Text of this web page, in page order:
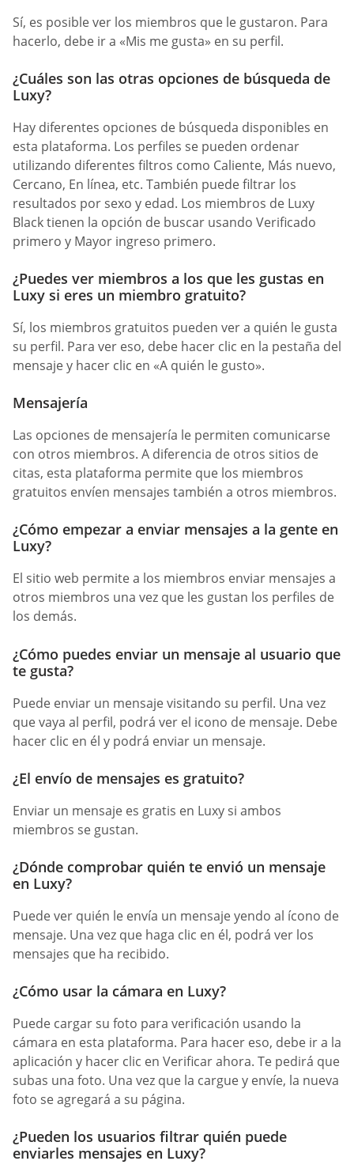
Sí, es posible ver los miembros que le gustaron. Para
hacerlo, debe ir a «Mis me gusta» en su perfil.
¿Cuáles son las otras opciones de búsqueda de
Luxy?
Hay diferentes opciones de búsqueda disponibles en
esta plataforma. Los perfiles se pueden ordenar
utilizando diferentes filtros como Caliente, Más nuevo,
Cercano, En línea, etc. También puede filtrar los
resultados por sexo y edad. Los miembros de Luxy
Black tienen la opción de buscar usando Verificado
primero y Mayor ingreso primero.
¿Puedes ver miembros a los que les gustas en
Luxy si eres un miembro gratuito?
Sí, los miembros gratuitos pueden ver a quién le gusta
su perfil. Para ver eso, debe hacer clic en la pestaña del
mensaje y hacer clic en «A quién le gusto».
Mensajería
Las opciones de mensajería le permiten comunicarse
con otros miembros. A diferencia de otros sitios de
citas, esta plataforma permite que los miembros
gratuitos envíen mensajes también a otros miembros.
¿Cómo empezar a enviar mensajes a la gente en
Luxy?
El sitio web permite a los miembros enviar mensajes a
otros miembros una vez que les gustan los perfiles de
los demás.
¿Cómo puedes enviar un mensaje al usuario que
te gusta?
Puede enviar un mensaje visitando su perfil. Una vez
que vaya al perfil, podrá ver el icono de mensaje. Debe
hacer clic en él y podrá enviar un mensaje.
¿El envío de mensajes es gratuito?
Enviar un mensaje es gratis en Luxy si ambos
miembros se gustan.
¿Dónde comprobar quién te envió un mensaje
en Luxy?
Puede ver quién le envía un mensaje yendo al ícono de
mensaje. Una vez que haga clic en él, podrá ver los
mensajes que ha recibido.
¿Cómo usar la cámara en Luxy?
Puede cargar su foto para verificación usando la
cámara en esta plataforma. Para hacer eso, debe ir a la
aplicación y hacer clic en Verificar ahora. Te pedirá que
subas una foto. Una vez que la cargue y envíe, la nueva
foto se agregará a su página.
¿Pueden los usuarios filtrar quién puede
enviarles mensajes en Luxy?